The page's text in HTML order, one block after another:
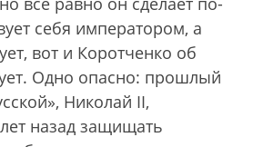
себя императором, а
вот и Коротченко об
Одно опасно: прошлый
Николай II,
назад защищать